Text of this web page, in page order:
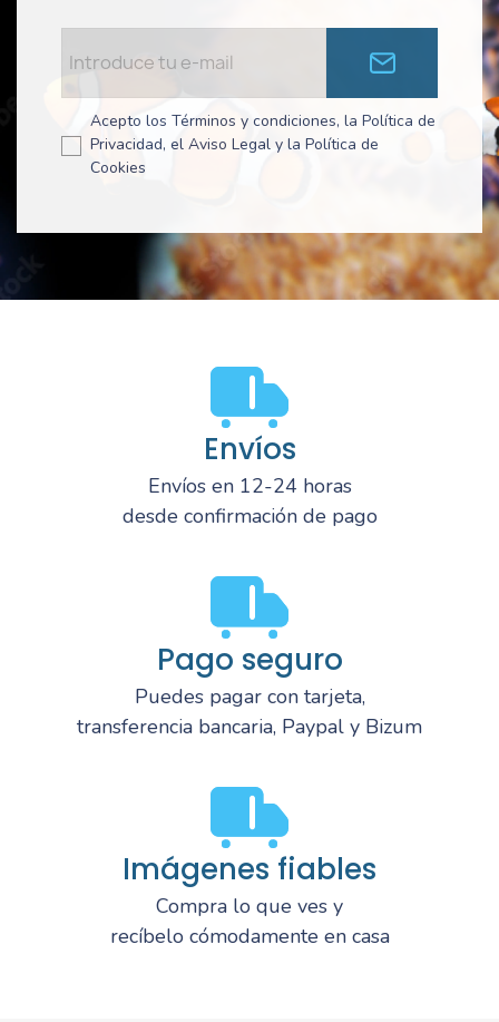
Acepto los Términos y condiciones, la Política de
Privacidad, el Aviso Legal y la Política de
Cookies
Envíos
Envíos en 12-24 horas
desde confirmación de pago
Pago seguro
Puedes pagar con tarjeta,
transferencia bancaria, Paypal y Bizum
Imágenes fiables
Compra lo que ves y
recíbelo cómodamente en casa